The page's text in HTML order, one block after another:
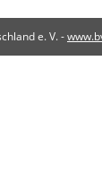
e. V. -